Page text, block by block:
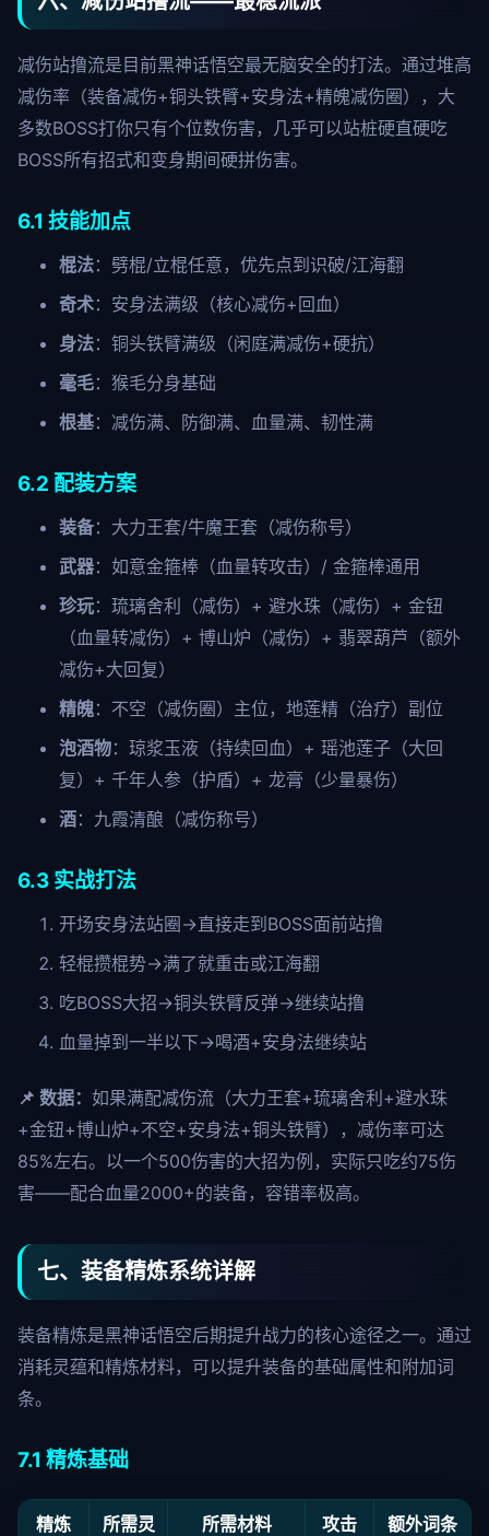
减伤站撸流是目前黑神话悟空最无脑安全的打法。通过堆高
减伤率（装备减伤+铜头铁臂+安身法+精魄减伤圈），大
多数BOSS打你只有个位数伤害，几乎可以站桩硬直硬吃
BOSS所有招式和变身期间硬拼伤害。
6.1 技能加点
棍法：劈棍/立棍任意，优先点到识破/江海翻
奇术：安身法满级（核心减伤+回血）
身法：铜头铁臂满级（闲庭满减伤+硬抗）
毫毛：猴毛分身基础
根基：减伤满、防御满、血量满、韧性满
6.2 配装方案
装备：大力王套/牛魔王套（减伤称号）
武器：如意金箍棒（血量转攻击）/ 金箍棒通用
珍玩：琉璃舍利（减伤）+ 避水珠（减伤）+ 金钮
（血量转减伤）+ 博山炉（减伤）+ 翡翠葫芦（额外
减伤+大回复）
精魄：不空（减伤圈）主位，地莲精（治疗）副位
泡酒物：琼浆玉液（持续回血）+ 瑶池莲子（大回
复）+ 千年人参（护盾）+ 龙膏（少量暴伤）
酒：九霞清酿（减伤称号）
6.3 实战打法
开场安身法站圈→直接走到BOSS面前站撸
轻棍攒棍势→满了就重击或江海翻
吃BOSS大招→铜头铁臂反弹→继续站撸
血量掉到一半以下→喝酒+安身法继续站
📌 数据： 如果满配减伤流（大力王套+琉璃舍利+避水珠
+金钮+博山炉+不空+安身法+铜头铁臂），减伤率可达
85%左右。以一个500伤害的大招为例，实际只吃约75伤
害——配合血量2000+的装备，容错率极高。
七、装备精炼系统详解
装备精炼是黑神话悟空后期提升战力的核心途径之一。通过
消耗灵蕴和精炼材料，可以提升装备的基础属性和附加词
条。
7.1 精炼基础
精炼
所需灵
所需材料
攻击
额外词条